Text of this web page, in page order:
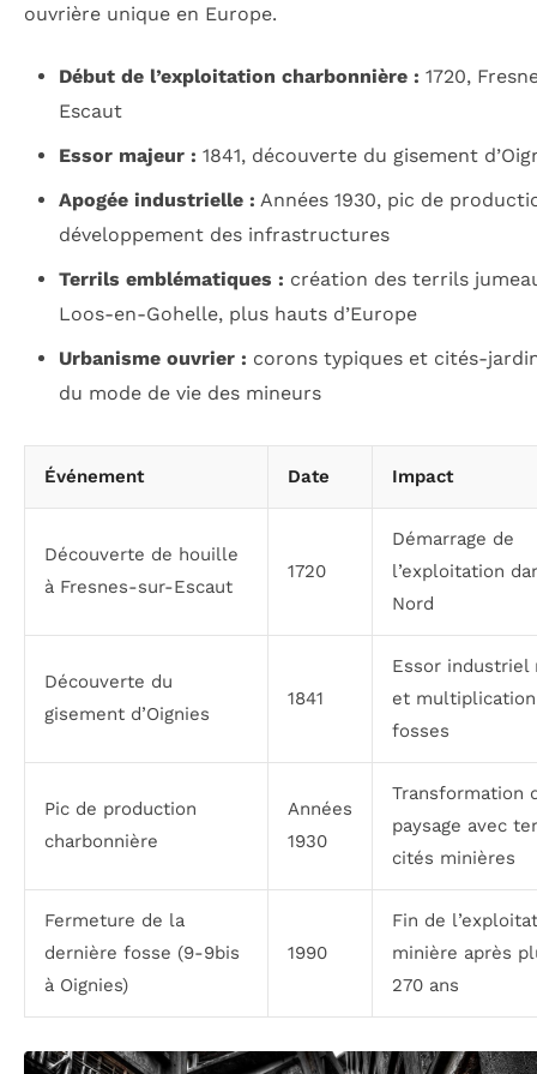
ouvrière unique en Europe.
Début de l’exploitation charbonnière : 1720,
Escaut
Essor majeur : 1841, découverte du gisement
Apogée industrielle : Années 1930, pic de
développement des infrastructures
Terrils emblématiques : création des terrils
Loos-en-Gohelle, plus hauts d’Europe
Urbanisme ouvrier : corons typiques et cités-
du mode de vie des mineurs
Événement Date Impact
Découverte de houille
à Fresnes-sur-Escaut
1720
Démarrage de
l’exploitation
Nord
Découverte du
gisement d’Oignies
1841
Essor industriel
et
fosses
Pic de production
charbonnière
Années
1930
Transformation
paysage avec
cités minières
Fermeture de la
dernière fosse (9-9bis
à Oignies)
1990
Fin de
minière après
270 ans